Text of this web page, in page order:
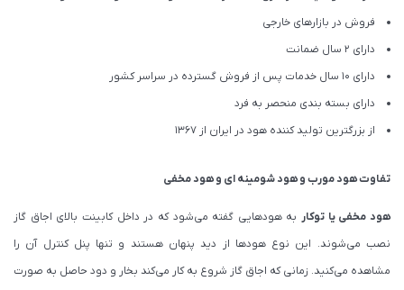
فروش در بازارهای خارجی
دارای 2 سال ضمانت
دارای 10 سال خدمات پس از فروش گسترده در سراسر کشور
دارای بسته بندی منحصر به فرد
از بزرگترین تولید کننده هود در ایران از 1367
تفاوت هود مورب و هود شومینه ای و هود مخفی
هود مخفی یا توکار به هودهایی گفته می‌شود که در داخل کابینت بالای اجاق گاز
نصب می‌شوند. این نوع هودها از دید پنهان هستند و تنها پنل کنترل آن را
مشاهده می‌کنید. زمانی که اجاق گاز شروع به کار می‌کند بخار و دود حاصل به صورت